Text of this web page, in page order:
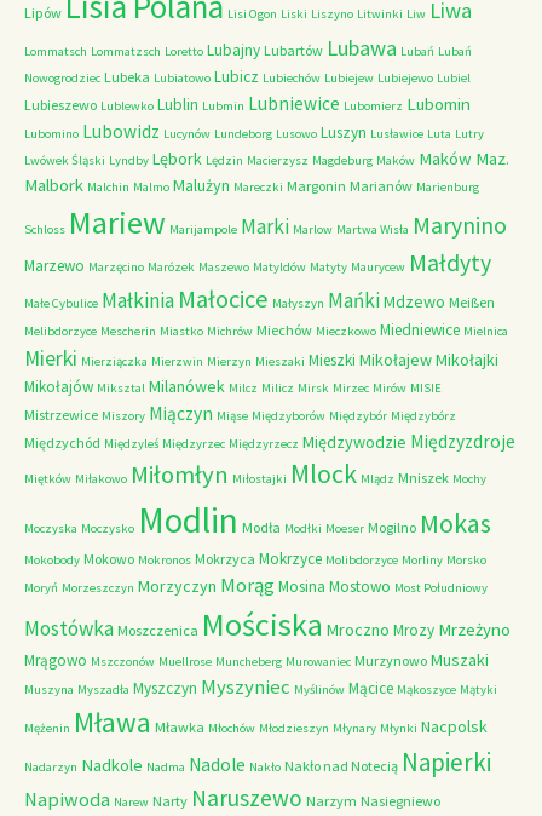
Lipów Lisi Ogon Liski Liszyno Litwinki Liw Liwa
Lommatsch Lommatzsch Loretto Lubajny Lubartów Lubawa Lubań Lubań
Nowogrodziec Lubeka Lubiatowo Lubicz Lubiechów Lubiejew Lubiejewo Lubiel
Lubieszewo Lublewko Lublin Lubmin Lubniewice Lubomierz Lubomin
Lubomino Lubowidz Lucynów Lundeborg Lusowo Luszyn Lusławice Luta Lutry
Lwówek Śląski Lyndby Lębork Lędzin Macierzysz Magdeburg Maków Maków Maz.
Malbork Malchin Malmo Malużyn Mareczki Margonin Marianów Marienburg
Schloss Mariew Marijampole Marki Marlow Martwa Wisła Marynino
Marzewo Marzęcino Marózek Maszewo Matyldów Matyty Maurycew Małdyty
Małe Cybulice Małkinia Małocice Małyszyn MańkiMdzewo Meißen
Melibdorzyce Mescherin Miastko Michrów Miechów Mieczkowo Miedniewice Mielnica
Mierki Mierziączka Mierzwin Mierzyn Mieszaki Mieszki MikołajewMikołajki
Mikołajów Miksztal Milanówek Milcz Milicz Mirsk Mirzec Mirów MISIE
Mistrzewice Miszory Miączyn Miąse Międzyborów Międzybór Międzybórz
Międzychód Międzyleś Międzyrzec Międzyrzecz Międzywodzie Międzyzdroje
Miętków Miłakowo Miłomłyn Miłostajki Mlock Mlądz Mniszek Mochy
Moczyska Moczysko Modlin Modła Modłki Moeser Mogilno Mokas
Mokobody Mokowo Mokronos Mokrzyca Mokrzyce Molibdorzyce Morliny Morsko
Moryń Morzeszczyn Morzyczyn MorągMosina Mostowo Most Południowy
Mostówka Moszczenica Mościska Mroczno Mrozy Mrzeżyno
Mrągowo Mszczonów Muellrose Muncheberg Murowaniec Murzynowo Muszaki
Muszyna Myszadła Myszczyn Myszyniec Myślinów Mącice Mąkoszyce Mątyki
Mężenin Mława Mławka Młochów Młodzieszyn Młynary Młynki Nacpolsk
Nadarzyn Nadkole Nadma Nadole Nakło Nakło nad Notecią Napierki
Napiwoda Narew Narty Naruszewo Narzym Nasiegniewo